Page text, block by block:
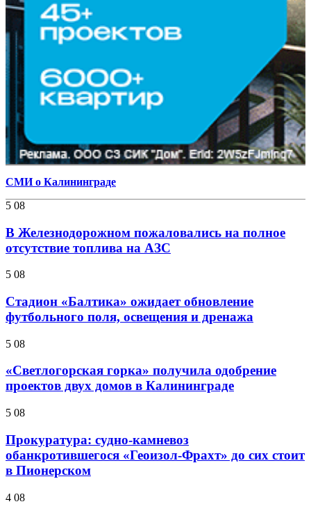
СМИ о Калининграде
5 08
В Железнодорожном пожаловались на полное
отсутствие топлива на АЗС
5 08
Стадион «Балтика» ожидает обновление
футбольного поля, освещения и дренажа
5 08
«Светлогорская горка» получила одобрение
проектов двух домов в Калининграде
5 08
Прокуратура: судно-камневоз
обанкротившегося «Геоизол-Фрахт» до сих стоит
в Пионерском
4 08